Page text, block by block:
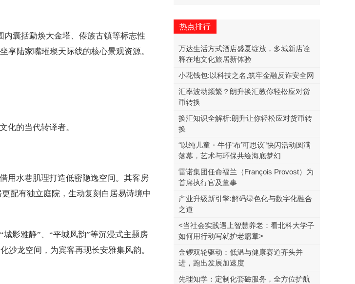
囊括勐焕大金塔、傣族古镇等标志性
享陆家嘴璀璨天际线的核心景观资源。
化的当代转译者。
用水巷肌理打造低密隐逸空间。其客房
配有独立庭院，生动复刻白居易诗境中
影雅静”、“平城风韵”等沉浸式主题房
沙龙空间，为宾客再现长安雅集风韵。
热点排行
万达生活方式酒店盛夏绽放，多城新店诠
释在地文化旅居新体验
小花钱包:以科技之名,筑牢金融反诈安全网
汇率波动频繁？朗升换汇教你轻松应对货
币转换
换汇知识全解析:朗升让你轻松应对货币转
换
“以纯儿童・牛仔‘布’可思议”快闪活动圆满
落幕，艺术与环保共绘海底梦幻
雷诺集团任命福兰（François Provost）为
首席执行官及董事
产业升级新引擎:解码绿色化与数字化融合
之道
<当社会实践遇上智慧养老：看北科大学子
如何用行动写就护老篇章>
金锣双轮驱动：低温与健康赛道齐头并
进，跑出发展加速度
先理知学：定制化套磁服务，全方位护航